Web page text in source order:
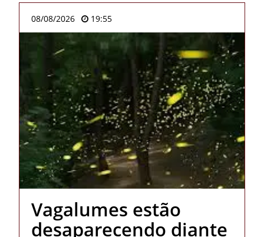
08/08/2026 19:55
Vagalumes estão
desaparecendo diante